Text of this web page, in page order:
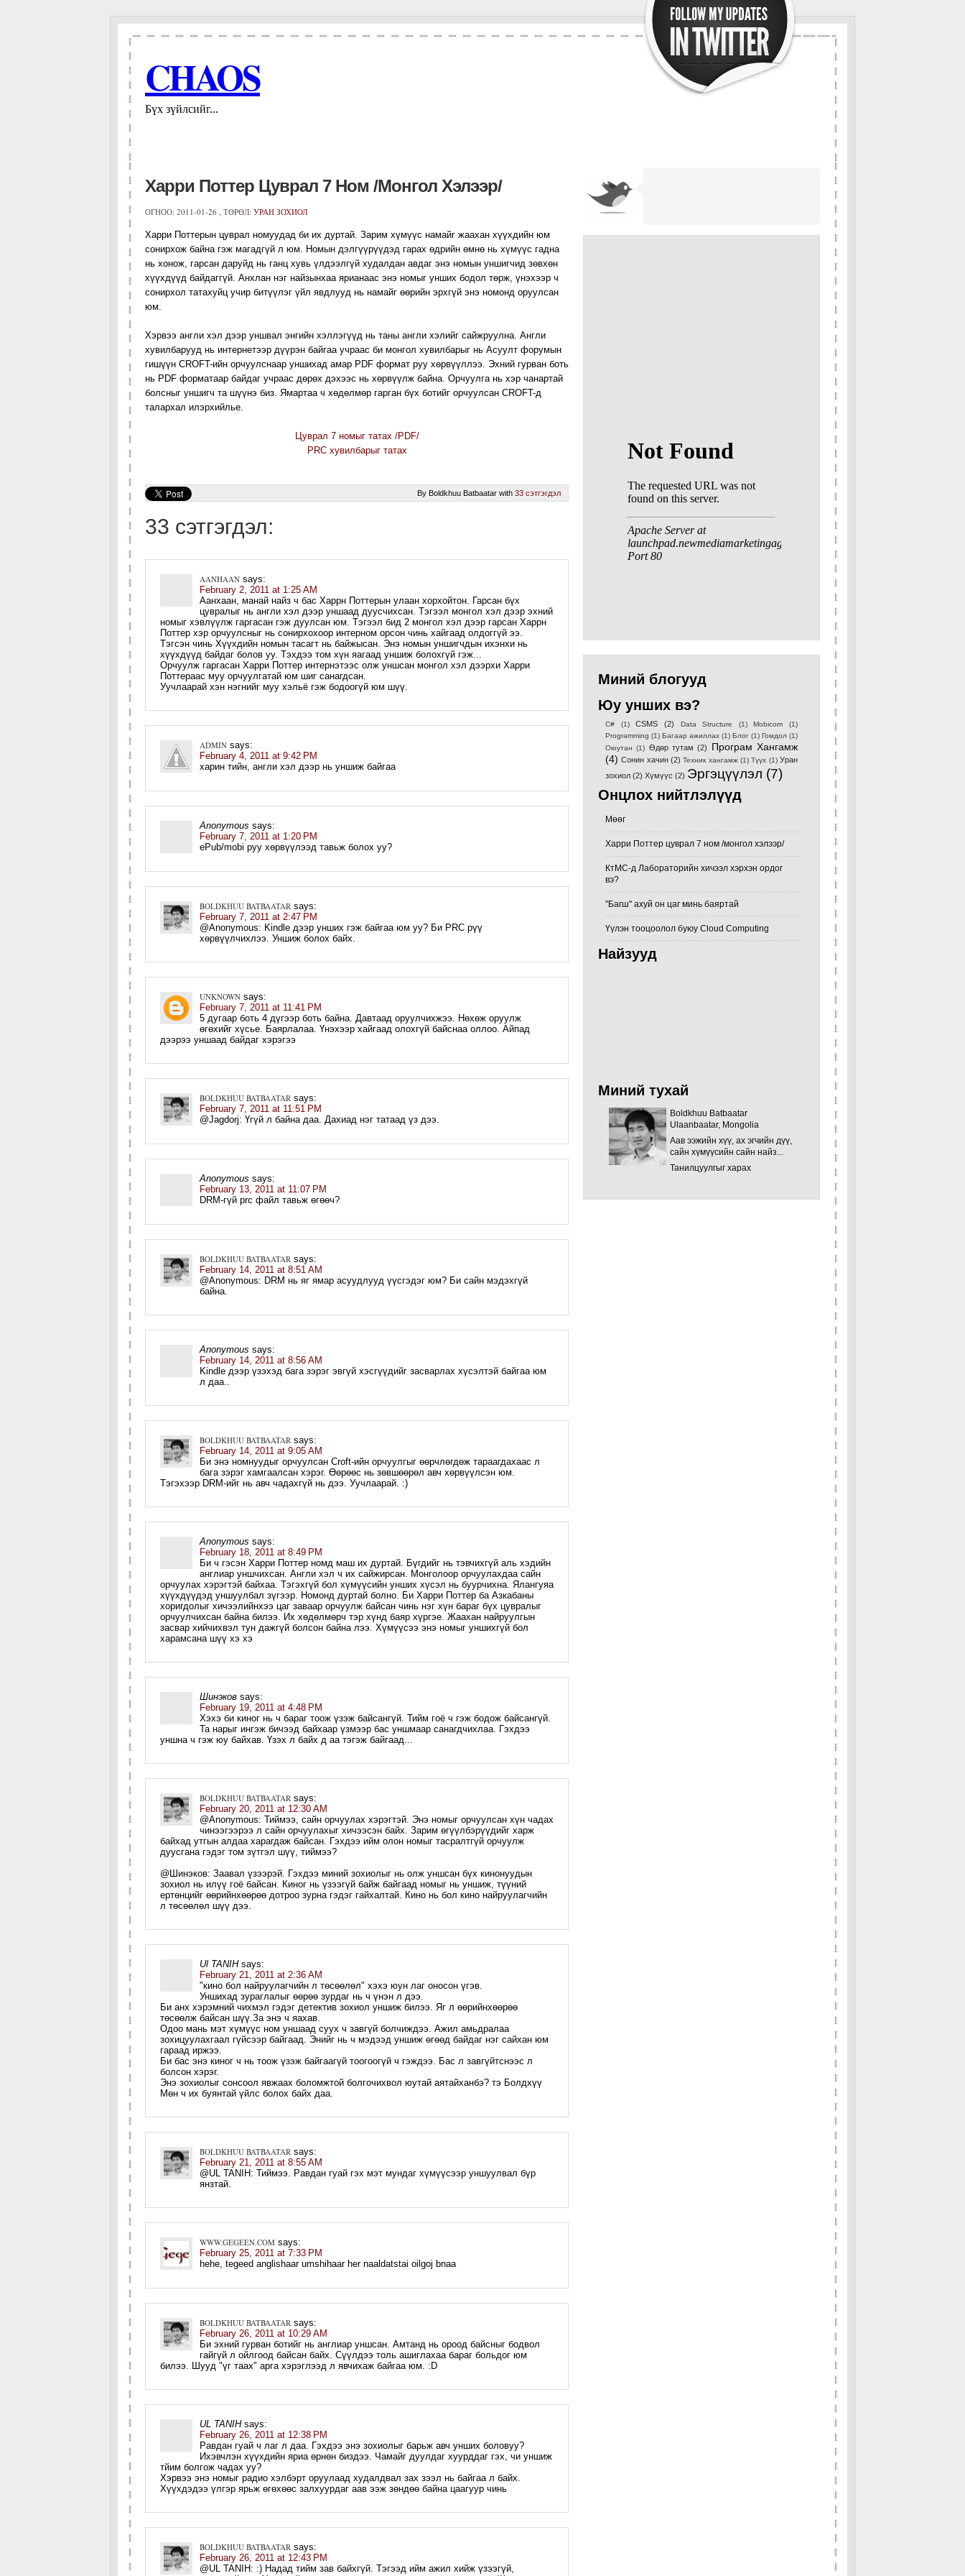
CHAOS
Бүх зүйлсийг...
Харри Поттер Цуврал 7 Ном /монгол Хэлээр/
ОГНОО: 2011-01-26 , ТӨРӨЛ: УРАН ЗОХИОЛ
Харри Поттерын цуврал номуудад би их дуртай. Зарим хүмүүс намайг жаахан хүүхдийн юм
сонирхож байна гэж магадгүй л юм. Номын дэлгүүрүүдэд гарах өдрийн өмнө нь хүмүүс гадна
нь хонож, гарсан даруйд нь ганц хувь үлдээлгүй худалдан авдаг энэ номын уншигчид зөвхөн
хүүхдүүд байдаггүй. Анхлан нэг найзынхаа ярианаас энэ номыг унших бодол төрж, үнэхээр ч
сонирхол татахуйц учир битүүлэг үйл явдлууд нь намайг өөрийн эрхгүй энэ номонд оруулсан
юм.
Хэрвээ англи хэл дээр уншвал энгийн хэллэгүүд нь таны англи хэлийг сайжруулна. Англи
хувилбарууд нь интернетээр дүүрэн байгаа учраас би монгол хувилбарыг нь Асуулт форумын
гишүүн CROFT-ийн орчуулснаар уншихад амар PDF формат руу хөрвүүллээ. Эхний гурван боть
нь PDF форматаар байдаг учраас дөрөх дэхээс нь хөрвүүлж байна. Орчуулга нь хэр чанартай
болсныг уншигч та шүүнэ биз. Ямартаа ч хөдөлмөр гарган бүх ботийг орчуулсан CROFT-д
талархал илэрхийлье.
Цуврал 7 номыг татах /PDF/
PRC хувилбарыг татах
By Boldkhuu Batbaatar with 33 сэтгэгдэл
33 сэтгэгдэл:
AANHAAN says:
February 2, 2011 at 1:25 AM
Аанхаан, манай найз ч бас Харрн Поттерын улаан хорхойтон. Гарсан бүх
цувралыг нь англи хэл дээр уншаад дуусчихсан. Тэгээл монгол хэл дээр эхний
номыг хэвлүүлж гаргасан гэж дуулсан юм. Тэгээл бид 2 монгол хэл дээр гарсан Харрн
Поттер хэр орчуулсныг нь сонирхохоор интерном орсон чинь хайгаад олдоггүй ээ.
Тэгсэн чинь Хүүхдийн номын тасагт нь байжысан. Энэ номын уншигчдын ихэнхи нь
хүүхдүүд байдаг болов уу. Тэхдээ том хүн яагаад уншиж болохгүй гэж...
Орчуулж гаргасан Харри Поттер интернэтээс олж уншсан монгол хэл дээрхи Харри
Поттераас муу орчуулгатай юм шиг санагдсан.
Уучлаарай хэн нэгнийг муу хэльё гэж бодоогүй юм шүү.
ADMIN says:
February 4, 2011 at 9:42 PM
харин тийн, англи хэл дээр нь уншиж байгаа
Anonymous says:
February 7, 2011 at 1:20 PM
ePub/mobi руу хөрвүүлээд тавьж болох уу?
BOLDKHUU BATBAATAR says:
February 7, 2011 at 2:47 PM
@Anonymous: Kindle дээр унших гэж байгаа юм уу? Би PRC рүү
хөрвүүлчихлээ. Уншиж болох байх.
UNKNOWN says:
February 7, 2011 at 11:41 PM
5 дугаар боть 4 дүгээр боть байна. Давтаад оруулчихжээ. Нөхөж оруулж
өгөхийг хүсье. Баярлалаа. Үнэхээр хайгаад олохгүй байснаа оллоо. Айпад
дээрээ уншаад байдаг хэрэгээ
BOLDKHUU BATBAATAR says:
February 7, 2011 at 11:51 PM
@Jagdorj: Үгүй л байна даа. Дахиад нэг татаад үз дээ.
Anonymous says:
February 13, 2011 at 11:07 PM
DRM-гүй prc файл тавьж өгөөч?
BOLDKHUU BATBAATAR says:
February 14, 2011 at 8:51 AM
@Anonymous: DRM нь яг ямар асуудлууд үүсгэдэг юм? Би сайн мэдэхгүй
байна.
Anonymous says:
February 14, 2011 at 8:56 AM
Kindle дээр үзэхэд бага зэрэг эвгүй хэсгүүдийг засварлах хүсэлтэй байгаа юм
л даа..
BOLDKHUU BATBAATAR says:
February 14, 2011 at 9:05 AM
Би энэ номнуудыг орчуулсан Croft-ийн орчуулгыг өөрчлөгдөж тараагдахаас л
бага зэрэг хамгаалсан хэрэг. Өөрөөс нь зөвшөөрөл авч хөрвүүлсэн юм.
Тэгэхээр DRM-ийг нь авч чадахгүй нь дээ. Уучлаарай. :)
Anonymous says:
February 18, 2011 at 8:49 PM
Би ч гэсэн Харри Поттер номд маш их дуртай. Бүгдийг нь тэвчихгүй аль хэдийн
англиар уншчихсан. Англи хэл ч их сайжирсан. Монголоор орчуулахдаа сайн
орчуулах хэрэгтэй байхаа. Тэгэхгүй бол хүмүүсийн унших хүсэл нь буурчихна. Ялангуяа
хүүхдүүдэд уншуулбал зүгээр. Номонд дуртай болно. Би Харри Поттер ба Азкабаны
хоригдолыг хичээлийнхээ цаг заваар орчуулж байсан чинь нэг хүн бараг бүх цувралыг
орчуулчихсан байна билээ. Их хөдөлмөрч тэр хүнд баяр хүргэе. Жаахан найруулгын
засвар хийчихвэл тун дажгүй болсон байна лээ. Хүмүүсээ энэ номыг уншихгүй бол
харамсана шүү хэ хэ
Шинэков says:
February 19, 2011 at 4:48 PM
Хэхэ би киног нь ч бараг тоож үзэж байсангүй. Тийм гоё ч гэж бодож байсангүй.
Та нарыг ингэж бичээд байхаар үзмээр бас уншмаар санагдчихлаа. Гэхдээ
уншна ч гэж юу байхав. Үзэх л байх д аа тэгэж байгаад...
BOLDKHUU BATBAATAR says:
February 20, 2011 at 12:30 AM
@Anonymous: Тиймээ, сайн орчуулах хэрэгтэй. Энэ номыг орчуулсан хүн чадах
чинээгээрээ л сайн орчуулахыг хичээсэн байх. Зарим өгүүлбэрүүдийг харж
байхад утгын алдаа харагдаж байсан. Гэхдээ ийм олон номыг тасралтгүй орчуулж
дуусгана гэдэг том зүтгэл шүү, тиймээ?
@Шинэков: Заавал үзээрэй. Гэхдээ миний зохиолыг нь олж уншсан бүх кинонуудын
зохиол нь илүү гоё байсан. Киног нь үзээгүй байж байгаад номыг нь уншиж, түүний
ертөнцийг өөрийнхөөрөө дотроо зурна гэдэг гайхалтай. Кино нь бол кино найруулагчийн
л төсөөлөл шүү дээ.
Ul TANIH says:
February 21, 2011 at 2:36 AM
"кино бол найруулагчийн л төсөөлөл" хэхэ юун лаг оносон үгэв.
Уншихад зураглалыг өөрөө зурдаг нь ч үнэн л дээ.
Би анх хэрэмний чихмэл гэдэг детектив зохиол уншиж билээ. Яг л өөрийнхөөрөө
төсөөлж байсан шүү.За энэ ч яахав.
Одоо мань мэт хүмүүс ном уншаад суух ч завгүй болчиждээ. Ажил амьдралаа
зохицуулахгаал гүйсээр байгаад. Энийг нь ч мэдээд уншиж өгөөд байдаг нэг сайхан юм
гараад иржээ.
Би бас энэ киног ч нь тоож үзэж байгаагүй тоогоогүй ч гэждээ. Бас л завгүйтснээс л
болсон хэрэг.
Энэ зохиолыг сонсоол явжаах боломжтой болгочихвол юутай аятайханбэ? тэ Болдхүү
Мөн ч их буянтай үйлс болох байх даа.
BOLDKHUU BATBAATAR says:
February 21, 2011 at 8:55 AM
@UL TANIH: Тиймээ. Равдан гуай гэх мэт мундаг хүмүүсээр уншуулвал бүр
янзтай.
WWW.GEGEEN.COM says:
February 25, 2011 at 7:33 PM
hehe, tegeed anglishaar umshihaar her naaldatstai oilgoj bnaa
BOLDKHUU BATBAATAR says:
February 26, 2011 at 10:29 AM
Би эхний гурван ботийг нь англиар уншсан. Амтанд нь ороод байсныг бодвол
гайгүй л ойлгоод байсан байх. Сүүлдээ толь ашиглахаа бараг больдог юм
билээ. Шууд "үг таах" арга хэрэглээд л явчихаж байгаа юм. :D
UL TANIH says:
February 26, 2011 at 12:38 PM
Равдан гуай ч лаг л даа. Гэхдээ энэ зохиолыг барьж авч унших боловуу?
Ихэвчлэн хүүхдийн яриа өрнөн биздээ. Чамайг дуулдаг хуурддаг гэх, чи уншиж
тйим болгож чадах уу?
Хэрвээ энэ номыг радио хэлбэрт оруулаад худалдвал зах зээл нь байгаа л байх.
Хүүхдэдээ үлгэр ярьж өгөхөөс залхуурдаг аав ээж зөндөө байна цаагуур чинь
BOLDKHUU BATBAATAR says:
February 26, 2011 at 12:43 PM
@UL TANIH: :) Надад тийм зав байхгүй. Тэгээд ийм ажил хийж үзээгүй,
Миний блогууд
Юу унших вэ?
C# (1) CSMS (2) Data Structure (1) Mobicom
(1)
Programming (1) Багаар ажиллах (1) Блог (1) Гомдол (1)
Оюутан (1) Өдөр тутам (2)
Програм Хангамж
(4) Сонин хачин (2) Техник хангамж (1) Түүх (1) Уран
зохиол (2) Хүмүүс (2) Эргэцүүлэл (7)
Онцлох нийтлэлүүд
Мөөг
Харри Поттер цуврал 7 ном /монгол хэлээр/
КтМС-д Лабораторийн хичээл хэрхэн ордог
вэ?
"Багш" ахуй он цаг минь баяртай
Үүлэн тооцоолол буюу Cloud Computing
Найзууд
Миний тухай
Boldkhuu Batbaatar
Ulaanbaatar, Mongolia
Аав ээжийн хүү, ах эгчийн дүү,
сайн хүмүүсийн сайн найз...
Танилцуулгыг харах